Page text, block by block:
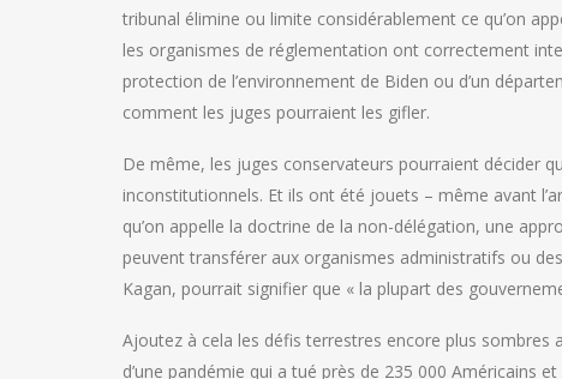
tribunal élimine ou limite considérablement ce qu’on
les organismes de réglementation ont correctement
protection de l’environnement de Biden ou d’un
comment les juges pourraient les gifler.
De même, les juges conservateurs pourraient décider
inconstitutionnels. Et ils ont été jouets – même avant
qu’on appelle la doctrine de la non-délégation, une
peuvent transférer aux organismes administratifs ou
Kagan, pourrait signifier que « la plupart des
Ajoutez à cela les défis terrestres encore plus
d’une pandémie qui a tué près de 235 000 Américains